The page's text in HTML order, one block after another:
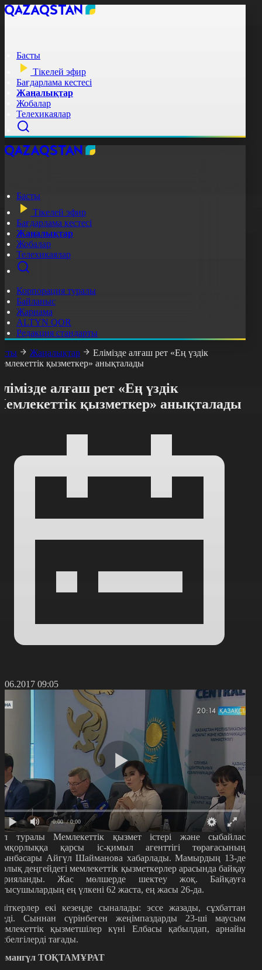
Басты
Тікелей эфир
Бағдарлама кестесі
Жаңалықтар
Жобалар
Телехикаялар
Басты
Тікелей эфир
Бағдарлама кестесі
Жаңалықтар
Жобалар
Телехикаялар
Корпорация туралы
Байланыс
Жарнама
ALTYN QOR
Редакция стандарты
Жаңалықтар
Елімізде алғаш рет «Ең үздік
қызметкер» анықталады
алғаш рет «Ең үздік
қызметкер» анықталады
09:05
0:00 / 0:00
туралы Мемлекеттік қызмет істері және сыбайлас
қарсы іс-қимыл агенттігі төрағасының
Айгүл Шайманова хабарлады. Мамырдың 13-де
деңгейдегі мемлекеттік қызметкерлер арасында байқау
Жас мөлшерде шектеу жоқ. Байқауға
ең үлкені 62 жаста, ең жасы 26-да.
екі кезеңде сыналады: эссе жазады, сұхбаттан
Сыннан сүрінбеген жеңімпаздарды 23-ші маусым
қызметшілер күні Елбасы қабылдап, арнайы
тағады.
ТОҚТАМҰРАТ